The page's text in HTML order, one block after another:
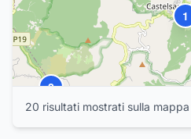
1
2
20 risultati mostrati sulla mappa